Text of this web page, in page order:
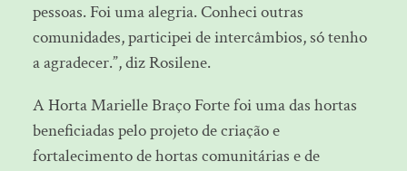
pessoas. Foi uma alegria. Conheci outras
comunidades, participei de intercâmbios, só tenho
a agradecer.”, diz Rosilene.
A Horta Marielle Braço Forte foi uma das hortas
beneficiadas pelo projeto de criação e
fortalecimento de hortas comunitárias e de